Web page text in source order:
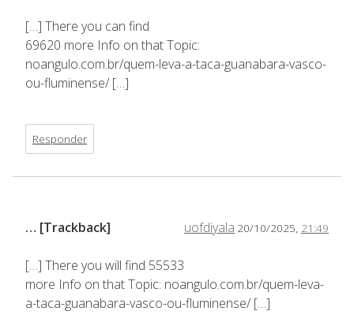
[…] There you can find
69620 more Info on that Topic:
noangulo.com.br/quem-leva-a-taca-guanabara-vasco-
ou-fluminense/ […]
Responder
uofdiyala 20/10/2025, 21:49
… [Trackback]
[…] There you will find 55533
more Info on that Topic: noangulo.com.br/quem-leva-
a-taca-guanabara-vasco-ou-fluminense/ […]